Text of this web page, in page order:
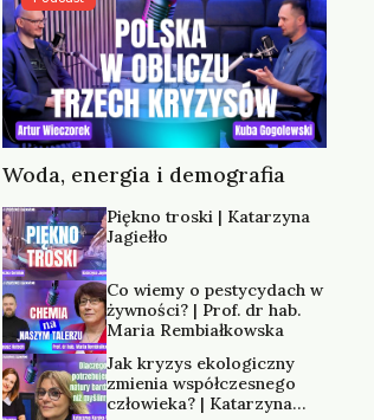
Woda, energia i demografia
Piękno troski | Katarzyna
Jagiełło
Co wiemy o pestycydach w
żywności? | Prof. dr hab.
Maria Rembiałkowska
Jak kryzys ekologiczny
zmienia współczesnego
człowieka? | Katarzyna